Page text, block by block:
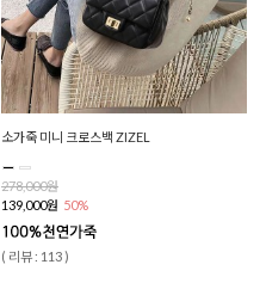
소가죽 미니 크로스백 ZIZEL
278,000원
139,000원 50%
( 리뷰 : 113 )